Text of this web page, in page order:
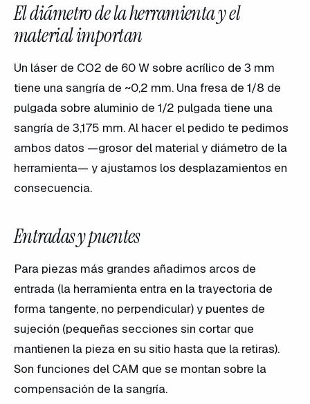
El diámetro de la herramienta y el
material importan
Un láser de CO2 de 60 W sobre acrílico de 3 mm
tiene una sangría de ~0,2 mm. Una fresa de 1/8 de
pulgada sobre aluminio de 1/2 pulgada tiene una
sangría de 3,175 mm. Al hacer el pedido te pedimos
ambos datos —grosor del material y diámetro de la
herramienta— y ajustamos los desplazamientos en
consecuencia.
Entradas y puentes
Para piezas más grandes añadimos arcos de
entrada (la herramienta entra en la trayectoria de
forma tangente, no perpendicular) y puentes de
sujeción (pequeñas secciones sin cortar que
mantienen la pieza en su sitio hasta que la retiras).
Son funciones del CAM que se montan sobre la
compensación de la sangría.